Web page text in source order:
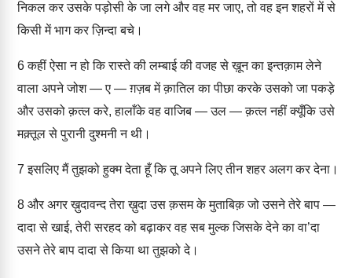
निकल कर उसके पड़ोसी के जा लगे और वह मर जाए, तो वह इन शहरों में से
किसी में भाग कर ज़िन्दा बचे।
6कहीं ऐसा न हो कि रास्ते की लम्बाई की वजह से ख़ून का इन्तक़ाम लेने
वाला अपने जोश — ए — ग़ज़ब में क़ातिल का पीछा करके उसको जा पकड़े
और उसको क़त्ल करे, हालाँके वह वाजिब — उल — क़त्ल नहीं क्यूँकि उसे
मक़्तूल से पुरानी दुश्मनी न थी।
7 इसलिए मैं तुझको हुक्म देता हूँ कि तू अपने लिए तीन शहर अलग कर देना।
8 और अगर ख़ुदावन्द तेरा ख़ुदा उस क़सम के मुताबिक़ जो उसने तेरे बाप —
दादा से खाई, तेरी सरहद को बढ़ाकर वह सब मुल्क जिसके देने का वा’दा
उसने तेरे बाप दादा से किया था तुझको दे।